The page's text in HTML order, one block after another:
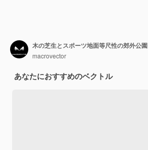
木の芝生とスポーツ地面等尺性の郊外公園
macrovector
あなたにおすすめのベクトル